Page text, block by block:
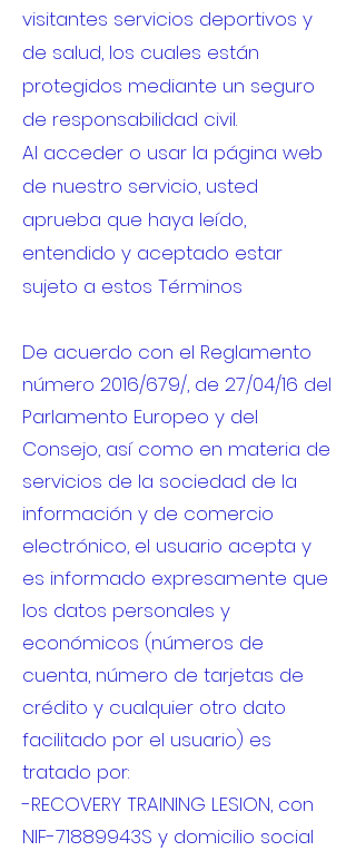
visitantes servicios deportivos y
de salud, los cuales están
protegidos mediante un seguro
de responsabilidad civil.
Al acceder o usar la página web
de nuestro servicio, usted
aprueba que haya leído,
entendido y aceptado estar
sujeto a estos Términos
De acuerdo con el Reglamento
número 2016/679/, de 27/04/16 del
Parlamento Europeo y del
Consejo, así como en materia de
servicios de la sociedad de la
información y de comercio
electrónico, el usuario acepta y
es informado expresamente que
los datos personales y
económicos (números de
cuenta, número de tarjetas de
crédito y cualquier otro dato
facilitado por el usuario) es
tratado por:
-RECOVERY TRAINING LESION, con
NIF-71889943S y domicilio social